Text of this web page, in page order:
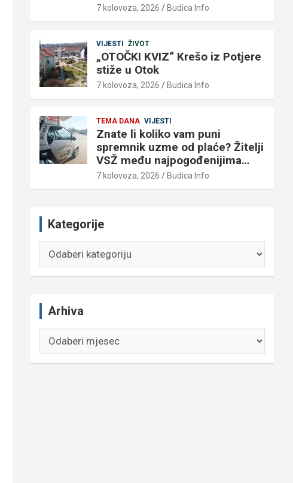
7 kolovoza, 2026 Budica Info
VIJESTI ŽIVOT
„OTOČKI KVIZ“ Krešo iz Potjere
stiže u Otok
7 kolovoza, 2026 Budica Info
TEMA DANA VIJESTI
Znate li koliko vam puni
spremnik uzme od plaće? Žitelji
VSŽ među najpogođenijima…
7 kolovoza, 2026 Budica Info
Kategorije
Arhiva